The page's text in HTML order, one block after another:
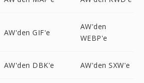
AW'den GIF'e
AW'den
WEBP'e
AW'den DBK'e AW'den SXW'e